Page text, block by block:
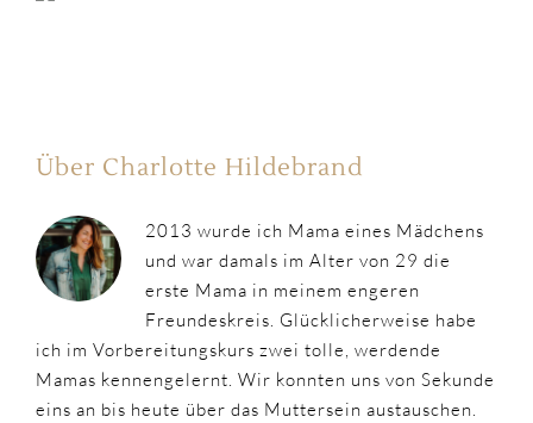
Über Charlotte Hildebrand
2013 wurde ich Mama eines Mädchens
und war damals im Alter von 29 die
erste Mama in meinem engeren
Freundeskreis. Glücklicherweise habe
ich im Vorbereitungskurs zwei tolle, werdende
Mamas kennengelernt. Wir konnten uns von Sekunde
eins an bis heute über das Muttersein austauschen.